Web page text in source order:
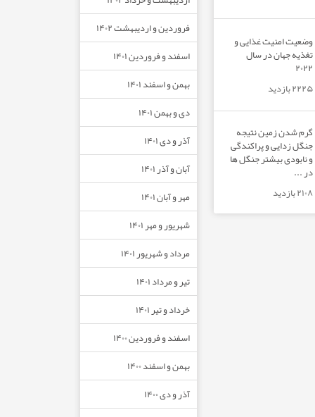
وضعیت امنیت غذایی و
تغذیه جهان در سال
۲۰۲۲
۲۲۲۵ بازدید
گرم شدن زمین نتیجه
جنگل زدایی و پراکندگی
و نابودی بیشتر جنگل ها
در ...
۲۱۰۸ بازدید
فروردین و اردیبهشت ۱۴۰۲
اسفند و فروردین ۱۴۰۱
بهمن و اسفند ۱۴۰۱
دی و بهمن ۱۴۰۱
آذر و دی ۱۴۰۱
آبان و آذر ۱۴۰۱
مهر و آبان ۱۴۰۱
شهریور و مهر ۱۴۰۱
مرداد و شهریور ۱۴۰۱
تیر و مرداد ۱۴۰۱
خرداد و تیر ۱۴۰۱
اسفند و فروردین ۱۴۰۰
بهمن و اسفند ۱۴۰۰
آذر و دی ۱۴۰۰